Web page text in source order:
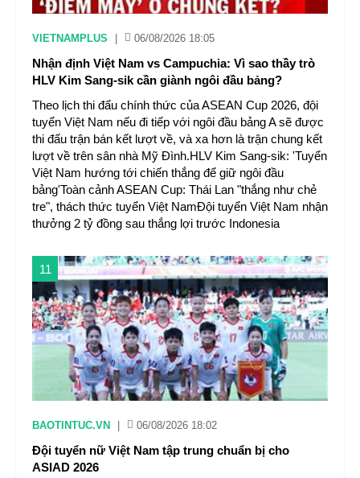
VIETNAMPLUS 06/08/2026 18:05
Nhận định Việt Nam vs Campuchia: Vì sao thầy trò
HLV Kim Sang-sik cần giành ngôi đầu bảng?
Theo lịch thi đấu chính thức của ASEAN Cup 2026, đội
tuyển Việt Nam nếu đi tiếp với ngôi đầu bảng A sẽ được
thi đấu trận bán kết lượt về, và xa hơn là trận chung kết
lượt về trên sân nhà Mỹ Đình.HLV Kim Sang-sik: 'Tuyển
Việt Nam hướng tới chiến thắng để giữ ngôi đầu
bảng'Toàn cảnh ASEAN Cup: Thái Lan "thắng như chẻ
tre", thách thức tuyển Việt NamĐội tuyển Việt Nam nhận
thưởng 2 tỷ đồng sau thắng lợi trước Indonesia
11
BAOTINTUC.VN 06/08/2026 18:02
Đội tuyển nữ Việt Nam tập trung chuẩn bị cho
ASIAD 2026